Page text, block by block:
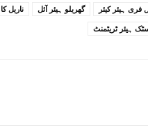
فری ہیئر کیئر گھریلو ہیئر آئل
ناریل
ہیئر ٹریٹمنٹ